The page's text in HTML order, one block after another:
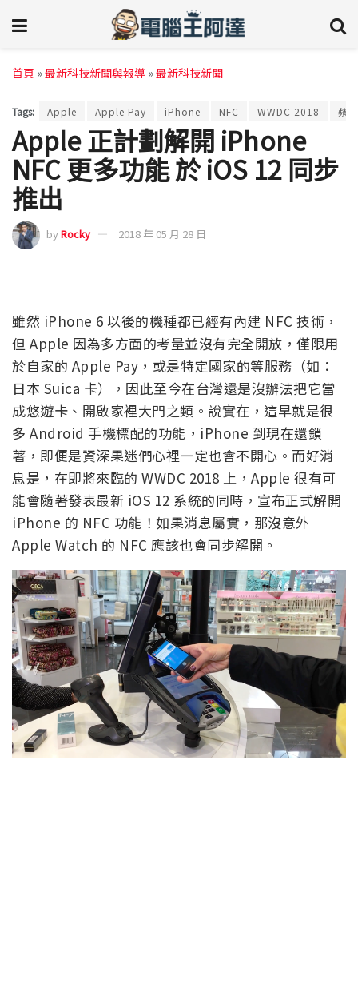
首頁 »最新科技新聞與報導 »最新科技新聞
Tags: Apple Apple Pay iPhone NFC WWDC 2018 蘋果
Apple 正計劃解開 iPhone
NFC 更多功能 於 iOS 12 同步
推出
byRocky 2018 年 05 月 28 日
雖然 iPhone 6 以後的機種都已經有內建 NFC 技術，
但 Apple 因為多方面的考量並沒有完全開放，僅限用
於自家的 Apple Pay，或是特定國家的等服務（如：
日本 Suica 卡），因此至今在台灣還是沒辦法把它當
成悠遊卡、開啟家裡大門之類。說實在，這早就是很
多 Android 手機標配的功能，iPhone 到現在還鎖
著，即便是資深果迷們心裡一定也會不開心。而好消
息是，在即將來臨的 WWDC 2018 上，Apple 很有可
能會隨著發表最新 iOS 12 系統的同時，宣布正式解開
iPhone 的 NFC 功能！如果消息屬實，那沒意外
Apple Watch 的 NFC 應該也會同步解開。